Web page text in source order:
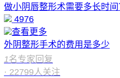
做小阴唇整形术需要多长时
4976
查看更多
外阴整形手术的费用是多少
1名专家回复
· 22799人关注